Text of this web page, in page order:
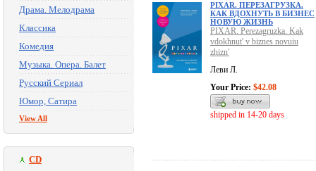
Драма. Мелодрама
Классика
Комедия
Музыка. Опера. Балет
Русский Сериал
Юмор, Сатира
View All
CD
PIXAR. ПЕРЕЗАГРУЗКА.
КАК ВДОХНУТЬ В БИЗНЕС
НОВУЮ ЖИЗНЬ
PIXAR. Perezagruzka. Kak
vdokhnut' v biznes novuiu
zhizn'
Леви Л.
Your Price: $42.08
shipped in 14-20 days